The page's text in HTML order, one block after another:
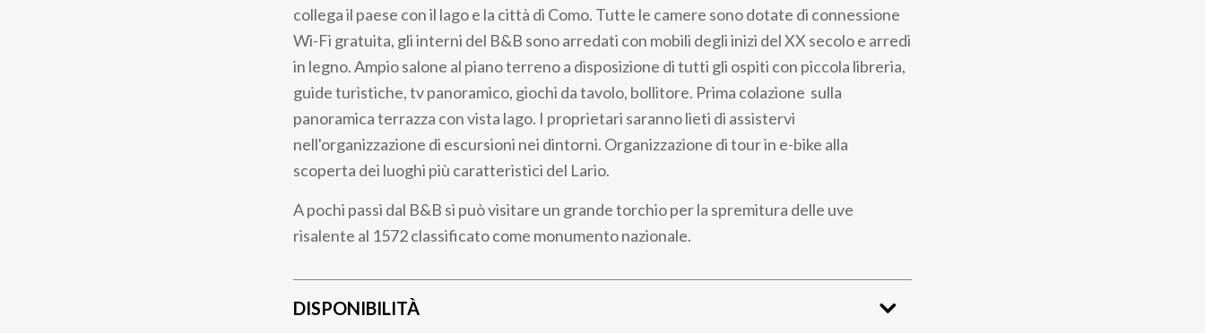
collega il paese con il lago e la città di Como. Tutte le camere sono dotate di connessione
Wi-Fi gratuita, gli interni del B&B sono arredati con mobili degli inizi del XX secolo e arredi
in legno. Ampio salone al piano terreno a disposizione di tutti gli ospiti con piccola libreria,
guide turistiche, tv panoramico, giochi da tavolo, bollitore. Prima colazione sulla
panoramica terrazza con vista lago. I proprietari saranno lieti di assistervi
nell'organizzazione di escursioni nei dintorni. Organizzazione di tour in e-bike alla
scoperta dei luoghi più caratteristici del Lario.
A pochi passi dal B&B si può visitare un grande torchio per la spremitura delle uve
risalente al 1572 classificato come monumento nazionale.
DISPONIBILITÀ